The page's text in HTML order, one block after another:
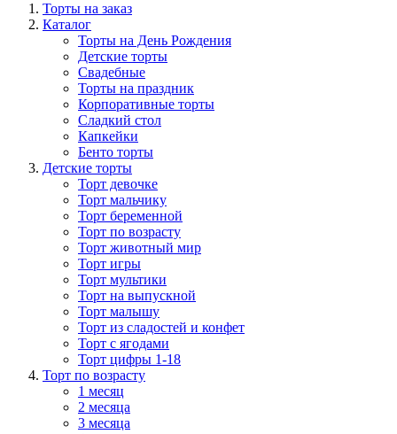
Торты на заказ
Каталог
Торты на День Рождения
Детские торты
Свадебные
Торты на праздник
Корпоративные торты
Сладкий стол
Капкейки
Бенто торты
Детские торты
Торт девочке
Торт мальчику
Торт беременной
Торт по возрасту
Торт животный мир
Торт игры
Торт мультики
Торт на выпускной
Торт малышу
Торт из сладостей и конфет
Торт с ягодами
Торт цифры 1-18
Торт по возрасту
1 месяц
2 месяца
3 месяца